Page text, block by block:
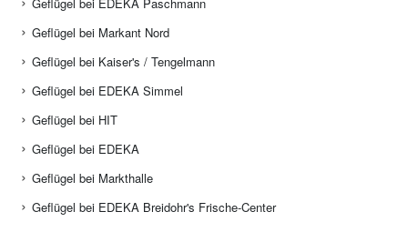
Geflügel bei Markant Nord
Geflügel bei Kaiser's / Tengelmann
Geflügel bei EDEKA Simmel
Geflügel bei HIT
Geflügel bei EDEKA
Geflügel bei Markthalle
Geflügel bei EDEKA Breidohr's Frische-Center